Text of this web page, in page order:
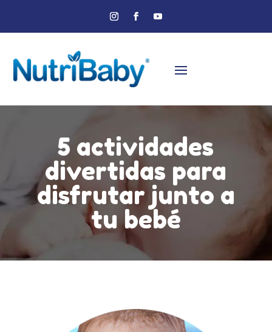
5 actividades
divertidas para
disfrutar junto a
tu bebé